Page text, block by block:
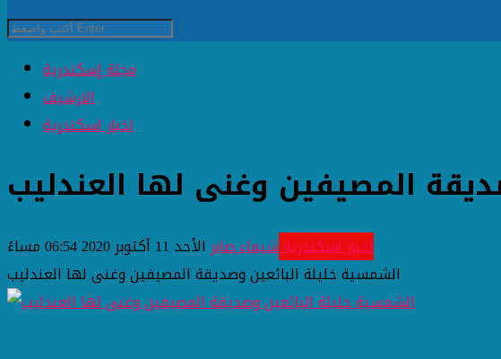
مجلة إسكندرية
الارشيف
اخبار اسكندرية
المصيفين وغنى لها العندليب
اخبار اسكندريةشيماء صابر الأحد 11 أكتوبر 2020 06:54 مساءً
الشمسية خليلة البائعين وصديقة المصيفين وغنى لها العندليب